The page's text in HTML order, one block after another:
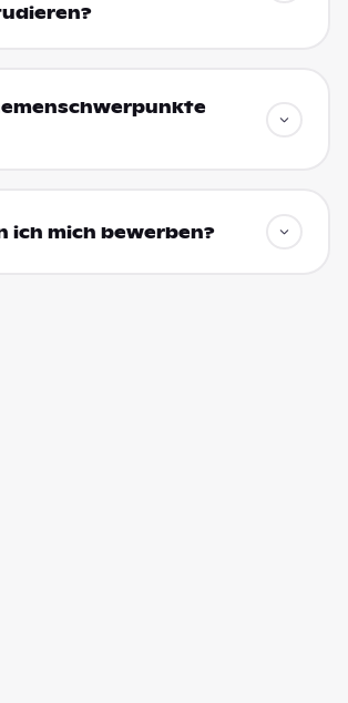
ich mich bewerben?